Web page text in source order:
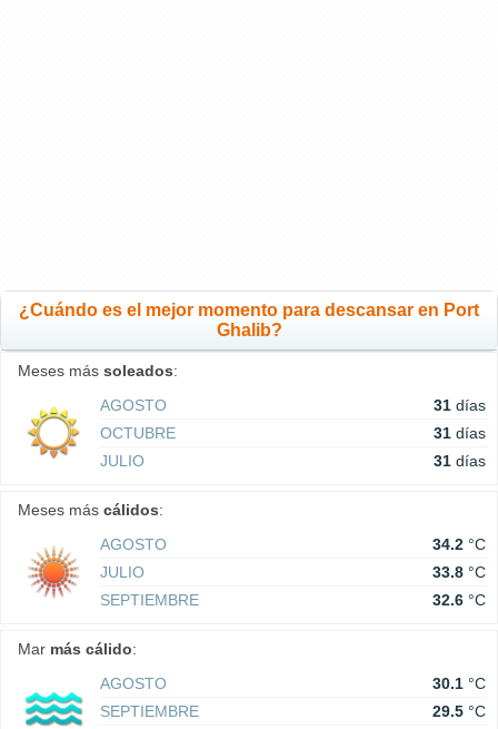
¿Cuándo es el mejor momento para descansar en Port
Ghalib?
Meses más soleados:
AGOSTO
31 días
OCTUBRE
31 días
JULIO
31 días
Meses más cálidos:
AGOSTO
34.2 °C
JULIO
33.8 °C
SEPTIEMBRE
32.6 °C
Mar más cálido:
AGOSTO
30.1 °C
SEPTIEMBRE
29.5 °C